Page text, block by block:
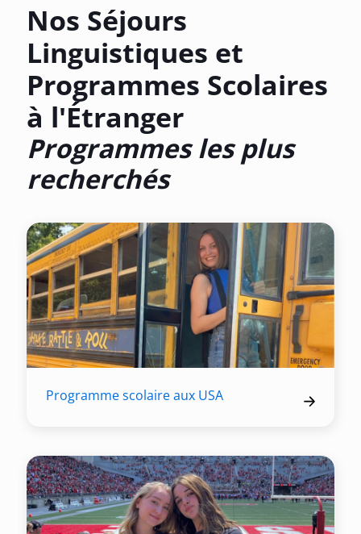
Nos Séjours
Linguistiques et
Programmes Scolaires
à l'Étranger
Programmes les plus
recherchés
Programme scolaire aux USA